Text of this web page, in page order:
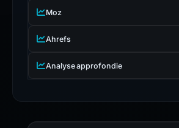
Moz
Ahrefs
Analyse approfondie